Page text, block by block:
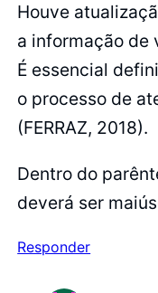
Houve
a informação de
É essencial
o processo de
(FERRAZ, 2018).
Dentro do
deverá ser
Responder